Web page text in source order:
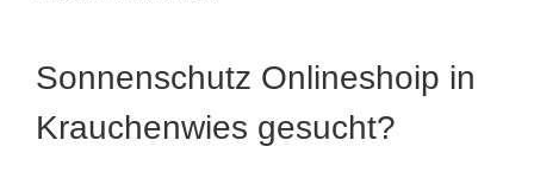
Sonnenschutz Onlineshoip in
Krauchenwies gesucht?